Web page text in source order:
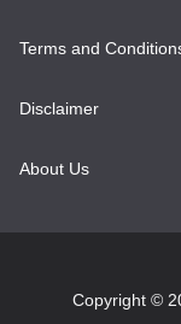
Terms and
Disclaimer
About Us
Copyright ©